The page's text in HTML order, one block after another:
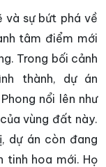
và sự bứt phá về
tâm điểm mới
Trong bối cảnh
thành, dự án
nổi lên như
vùng đất này.
dự án còn đang
tinh hoa mới. Họ